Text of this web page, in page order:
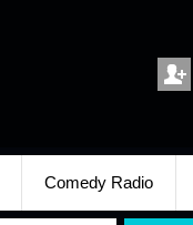
Comedy Radio